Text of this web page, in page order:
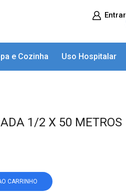
Entrar
e Cozinha Uso Hospitalar
1/2 X 50 METROS
CARRINHO